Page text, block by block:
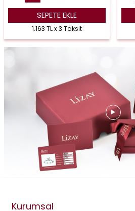
SEPETE EKLE
1.163 TL x 3 Taksit
Kurumsal